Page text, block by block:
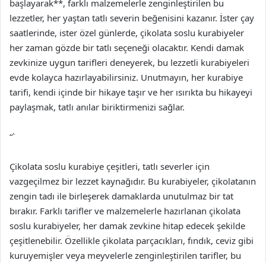
başlayarak**, farklı malzemelerle zenginleştirilen bu
lezzetler, her yaştan tatlı severin beğenisini kazanır. İster çay
saatlerinde, ister özel günlerde, çikolata soslu kurabiyeler
her zaman gözde bir tatlı seçeneği olacaktır. Kendi damak
zevkinize uygun tarifleri deneyerek, bu lezzetli kurabiyeleri
evde kolayca hazırlayabilirsiniz. Unutmayın, her kurabiye
tarifi, kendi içinde bir hikaye taşır ve her ısırıkta bu hikayeyi
paylaşmak, tatlı anılar biriktirmenizi sağlar.
“`
Çikolata soslu kurabiye çeşitleri, tatlı severler için
vazgeçilmez bir lezzet kaynağıdır. Bu kurabiyeler, çikolatanın
zengin tadı ile birleşerek damaklarda unutulmaz bir tat
bırakır. Farklı tarifler ve malzemelerle hazırlanan çikolata
soslu kurabiyeler, her damak zevkine hitap edecek şekilde
çeşitlenebilir. Özellikle çikolata parçacıkları, fındık, ceviz gibi
kuruyemişler veya meyvelerle zenginleştirilen tarifler, bu